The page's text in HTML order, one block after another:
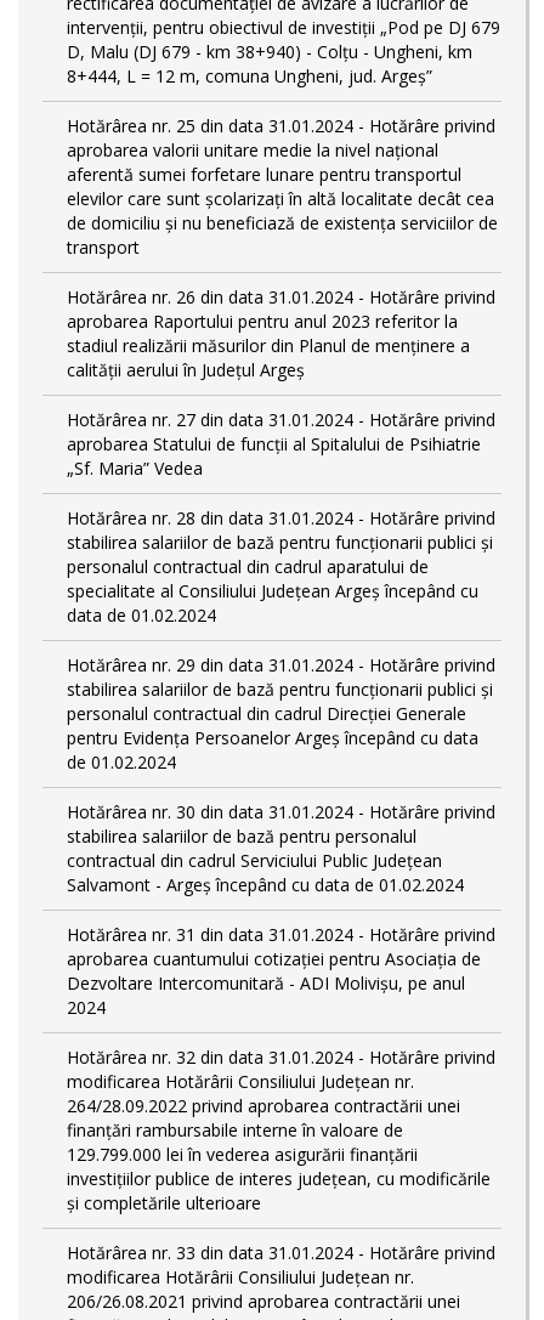
intervenții, pentru obiectivul de investiții „Pod pe DJ 679
D, Malu (DJ 679 - km 38+940) - Colțu - Ungheni, km
8+444, L = 12 m, comuna Ungheni, jud. Argeș”
Hotărârea nr. 25 din data 31.01.2024 - Hotărâre privind
aprobarea valorii unitare medie la nivel național
aferentă sumei forfetare lunare pentru transportul
elevilor care sunt şcolarizați în altă localitate decât cea
de domiciliu şi nu beneficiază de existența serviciilor de
transport
Hotărârea nr. 26 din data 31.01.2024 - Hotărâre privind
aprobarea Raportului pentru anul 2023 referitor la
stadiul realizării măsurilor din Planul de menținere a
calității aerului în Județul Argeș
Hotărârea nr. 27 din data 31.01.2024 - Hotărâre privind
aprobarea Statului de funcţii al Spitalului de Psihiatrie
„Sf. Maria” Vedea
Hotărârea nr. 28 din data 31.01.2024 - Hotărâre privind
stabilirea salariilor de bază pentru funcționarii publici și
personalul contractual din cadrul aparatului de
specialitate al Consiliului Județean Argeș începând cu
data de 01.02.2024
Hotărârea nr. 29 din data 31.01.2024 - Hotărâre privind
stabilirea salariilor de bază pentru funcționarii publici și
personalul contractual din cadrul Direcției Generale
pentru Evidența Persoanelor Argeş începând cu data
de 01.02.2024
Hotărârea nr. 30 din data 31.01.2024 - Hotărâre privind
stabilirea salariilor de bază pentru personalul
contractual din cadrul Serviciului Public Județean
Salvamont - Argeș începând cu data de 01.02.2024
Hotărârea nr. 31 din data 31.01.2024 - Hotărâre privind
aprobarea cuantumului cotizației pentru Asociația de
Dezvoltare Intercomunitară - ADI Molivișu, pe anul
2024
Hotărârea nr. 32 din data 31.01.2024 - Hotărâre privind
modificarea Hotărârii Consiliului Județean nr.
264/28.09.2022 privind aprobarea contractării unei
finanțări rambursabile interne în valoare de
129.799.000 lei în vederea asigurării finanțării
investițiilor publice de interes județean, cu modificările
și completările ulterioare
Hotărârea nr. 33 din data 31.01.2024 - Hotărâre privind
modificarea Hotărârii Consiliului Județean nr.
206/26.08.2021 privind aprobarea contractării unei